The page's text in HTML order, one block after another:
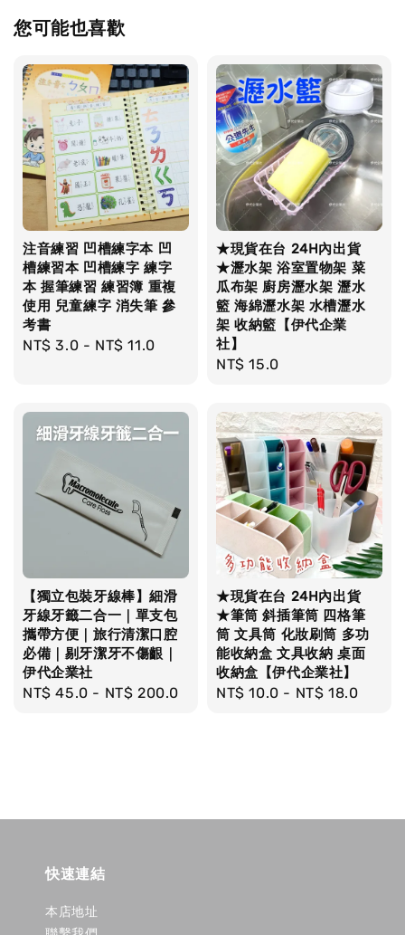
您可能也喜歡
注音練習 凹槽練字本 凹
槽練習本 凹槽練字 練字
本 握筆練習 練習簿 重複
使用 兒童練字 消失筆 參
考書
Regular
NT$ 3.0 - NT$ 11.0
★現貨在台 24H內出貨
★瀝水架 浴室置物架 菜
瓜布架 廚房瀝水架 瀝水
籃 海綿瀝水架 水槽瀝水
架 收納籃【伊代企業
社】
Regular
NT$ 15.0
【獨立包裝牙線棒】細滑
牙線牙籤二合一｜單支包
攜帶方便｜旅行清潔口腔
必備｜剔牙潔牙不傷齦｜
伊代企業社
Regular
NT$ 45.0 - NT$ 200.0
★現貨在台 24H內出貨
★筆筒 斜插筆筒 四格筆
筒 文具筒 化妝刷筒 多功
能收納盒 文具收納 桌面
收納盒【伊代企業社】
Regular
NT$ 10.0 - NT$ 18.0
快速連結
本店地址